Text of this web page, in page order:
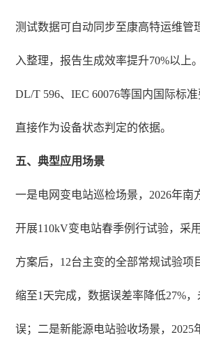
测试数据可自动同步至康高特运维管
入整理，报告生成效率提升70%以上
DL/T 596、IEC 60076等国内国际标
直接作为设备状态判定的依据。
五、典型应用场景
一是电网变电站巡检场景，2026年南
开展110kV变电站春季例行试验，采
方案后，12台主变的全部常规试验项
缩至1天完成，数据误差率降低27%
误；二是新能源电站验收场景，2025